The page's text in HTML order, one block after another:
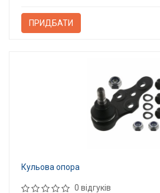
ПРИДБАТИ
Кульова опора
0 відгуків